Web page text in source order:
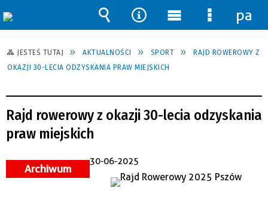
JESTEŚ TUTAJ AKTUALNOŚCI SPORT
RAJD ROWEROWY Z
OKAZJI 30-LECIA ODZYSKANIA PRAW MIEJSKICH
Rajd rowerowy z okazji 30-lecia odzyskania
praw miejskich
Archiwum
30-06-2025
Wyszukiwarka
Narzędzia
Menu
główne
Menu